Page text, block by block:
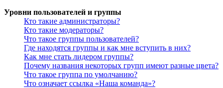
Уровни пользователей и группы
Кто такие администраторы?
Кто такие модераторы?
Что такое группы пользователей?
Где находятся группы и как мне вступить в них?
Как мне стать лидером группы?
Почему названия некоторых групп имеют разные цвета?
Что такое группа по умолчанию?
Что означает ссылка «Наша команда»?